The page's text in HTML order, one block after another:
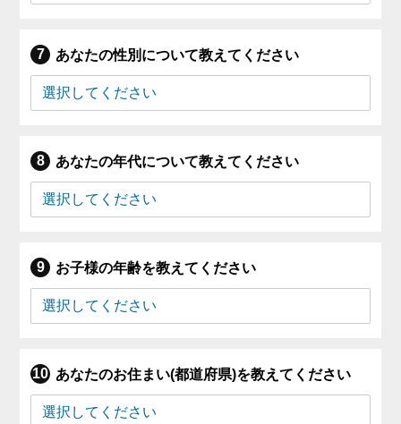
あなたの性別について教えてください
あなたの年代について教えてください
お子様の年齢を教えてください
あなたのお住まい(都道府県)を教えてください